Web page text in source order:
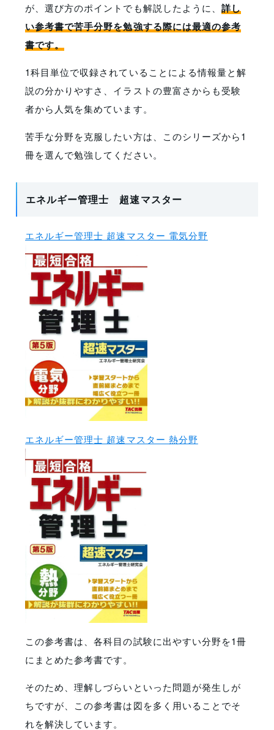
が、選び方のポイントでも解説したように、 詳し
い参考書で苦手分野を勉強する際には最適の参考
書です。
1科目単位で収録されていることによる情報量と解
説の分かりやすさ、イラストの豊富さからも受験
者から人気を集めています。
苦手な分野を克服したい方は、このシリーズから1
冊を選んで勉強してください。
エネルギー管理士 超速マスター
エネルギー管理士 超速マスター 電気分野
エネルギー管理士 超速マスター 熱分野
この参考書は、各科目の試験に出やすい分野を1冊
にまとめた参考書です。
そのため、理解しづらいといった問題が発生しが
ちですが、この参考書は図を多く用いることでそ
れを解決しています。